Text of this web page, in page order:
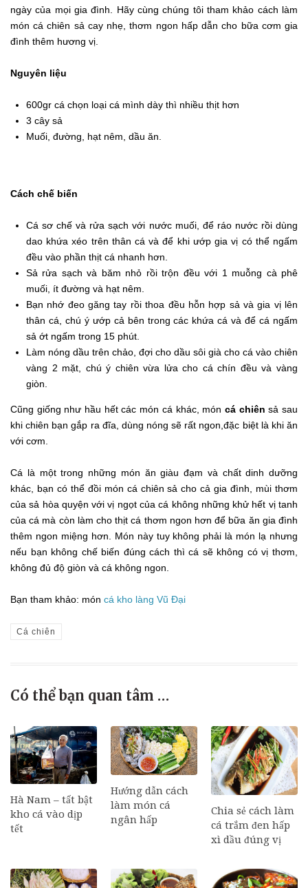
ngày của mọi gia đình. Hãy cùng chúng tôi tham khảo cách làm
món cá chiên sả cay nhẹ, thơm ngon hấp dẫn cho bữa cơm gia
đình thêm hương vị.
Nguyên liệu
600gr cá chọn loại cá mình dày thì nhiều thịt hơn
3 cây sả
Muối, đường, hạt nêm, dầu ăn.
Cách chế biến
Cá sơ chế và rửa sạch với nước muối, để ráo nước rồi dùng
dao khứa xéo trên thân cá và để khi ướp gia vị có thể ngấm
đều vào phần thịt cá nhanh hơn.
Sả rửa sạch và băm nhỏ rồi trộn đều với 1 muỗng cà phê
muối, ít đường và hạt nêm.
Bạn nhớ đeo găng tay rồi thoa đều hỗn hợp sả và gia vị lên
thân cá, chú ý ướp cả bên trong các khứa cá và để cá ngấm
sả ớt ngấm trong 15 phút.
Làm nóng dầu trên chảo, đợi cho dầu sôi già cho cá vào chiên
vàng 2 mặt, chú ý chiên vừa lửa cho cá chín đều và vàng
giòn.
Cũng giống như hầu hết các món cá khác, món cá chiên sả sau
khi chiên bạn gắp ra đĩa, dùng nóng sẽ rất ngon,đặc biệt là khi ăn
với cơm.
Cá là một trong những món ăn giàu đạm và chất dinh dưỡng
khác, bạn có thể đồi món cá chiên sả cho cả gia đình, mùi thơm
của sả hòa quyện với vị ngọt của cá không những khử hết vị tanh
của cá mà còn làm cho thịt cá thơm ngon hơn để bữa ăn gia đình
thêm ngon miệng hơn. Món này tuy không phải là món lạ nhưng
nếu bạn không chế biến đúng cách thì cá sẽ không có vị thơm,
không đủ độ giòn và cá không ngon.
Bạn tham khảo: món cá kho làng Vũ Đại
Cá chiên
Có thể bạn quan tâm …
Hà Nam – tất bật
kho cá vào dịp
tết
Hướng dẫn cách
làm món cá
ngân hấp
Chia sẻ cách làm
cá trắm đen hấp
xì dầu đúng vị